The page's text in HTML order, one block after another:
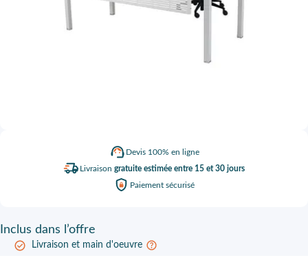
Devis 100% en ligne
Livraison gratuite estimée entre 15 et 30 jours
Paiement sécurisé
Inclus dans l’offre
Livraison et main d'oeuvre